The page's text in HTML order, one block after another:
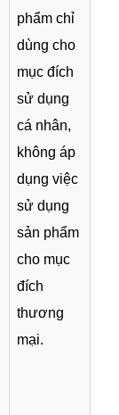
phẩm chỉ
dùng cho
mục đích
sử dụng
cá nhân,
không áp
dụng việc
sử dụng
sản phẩm
cho mục
đích
thương
mại.